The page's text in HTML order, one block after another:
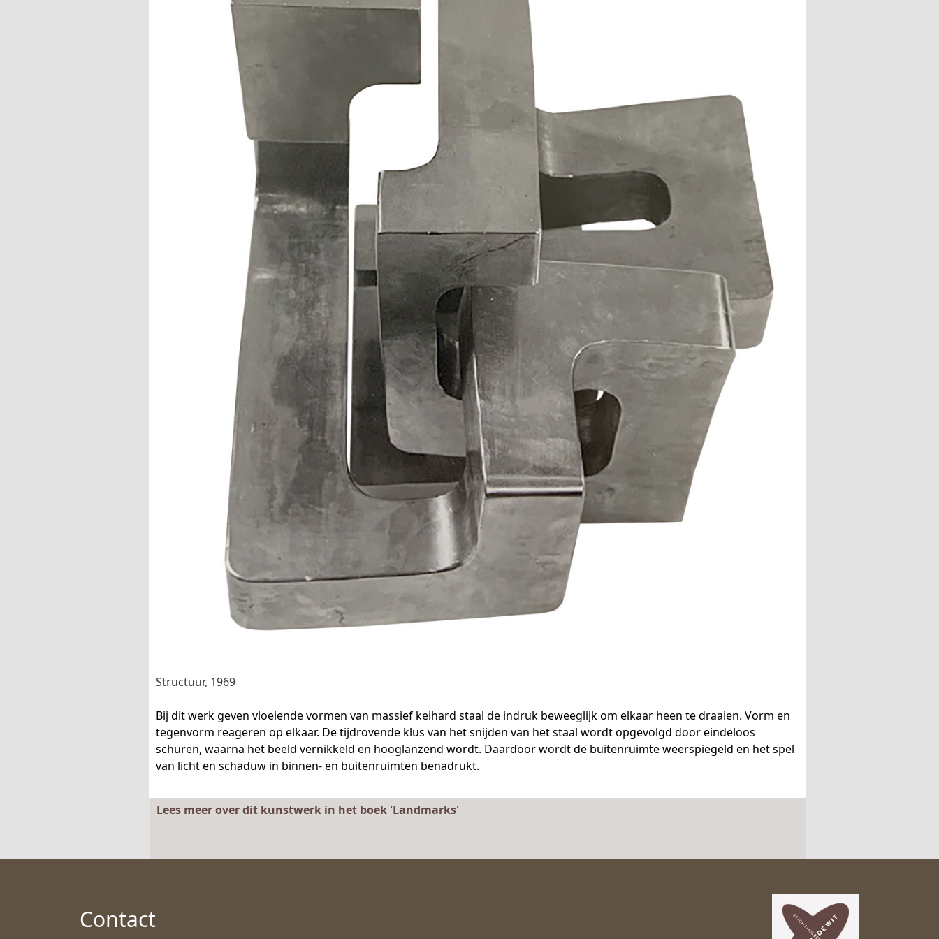
Structuur, 1969
Bij dit werk geven vloeiende vormen van massief keihard staal de indruk beweeglijk om elkaar heen te draaien. Vorm en
tegenvorm reageren op elkaar. De tijdrovende klus van het snijden van het staal wordt opgevolgd door eindeloos
schuren, waarna het beeld vernikkeld en hooglanzend wordt. Daardoor wordt de buitenruimte weerspiegeld en het spel
van licht en schaduw in binnen- en buitenruimten benadrukt.
Lees meer over dit kunstwerk in het boek 'Landmarks'
Contact